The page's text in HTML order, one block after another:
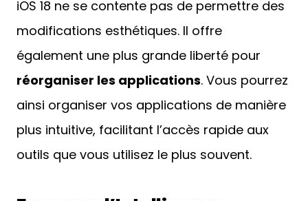
iOS 18 ne se contente pas de permettre des
modifications esthétiques. Il offre
également une plus grande liberté pour
réorganiser les applications. Vous pourrez
ainsi organiser vos applications de manière
plus intuitive, facilitant l’accès rapide aux
outils que vous utilisez le plus souvent.